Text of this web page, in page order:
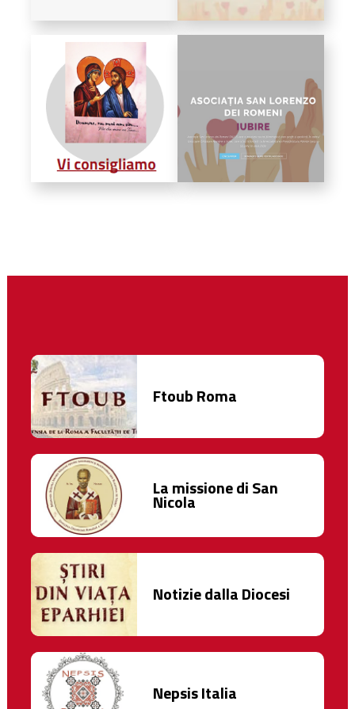
Ftoub Roma
La missione di San
Nicola
Notizie dalla Diocesi
Nepsis Italia